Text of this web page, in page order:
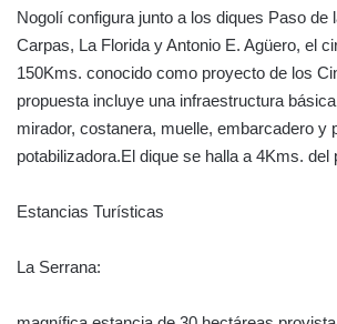
Nogolí configura junto a los diques Paso de
Carpas, La Florida y Antonio E. Agüero, el
150Kms. conocido como proyecto de los
propuesta incluye una infraestructura
mirador, costanera, muelle, embarcadero y
potabilizadora.El dique se halla a 4Kms. del
Estancias Turísticas
La Serrana: